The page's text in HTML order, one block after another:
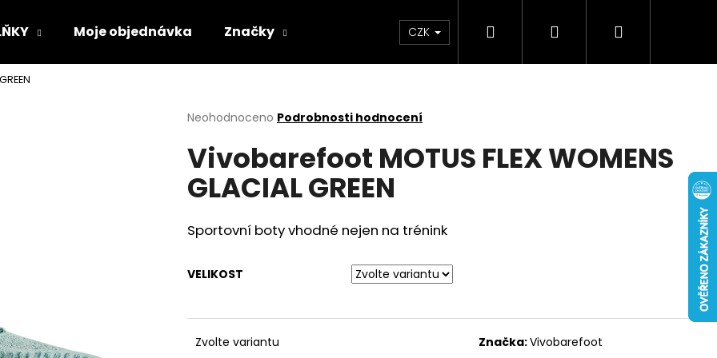
Moje objednávka Značky CZK Hledat PřihlášeníNákupní
Průměrné
produktu
je
0,0
z
hvězdiček.
Neohodnoceno Podrobnosti hodnocení
Vivobarefoot MOTUS FLEX WOMENS
GLACIAL GREEN
Sportovní boty vhodné nejen na trénink
VELIKOST
Zvolte variantu Značka:Vivobarefoot
Co potřebujete najít?
HLEDAT
BAREFOOT S PAMĚŤOVOU SUEDE (VELOUR) NUBUCK SPRAY 200